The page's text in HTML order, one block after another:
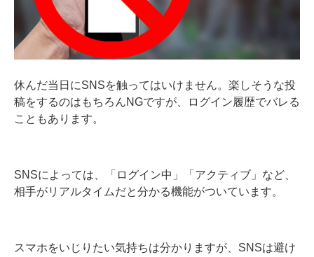
休んだ当日にSNSを触ってはいけません。楽しそうな投
稿をするのはもちろんNGですが、ログイン履歴でバレる
こともあります。
SNSによっては、「ログイン中」「アクティブ」など、
相手がリアルタイムだと分かる機能がついています。
スマホをいじりたい気持ちは分かりますが、SNSは避け